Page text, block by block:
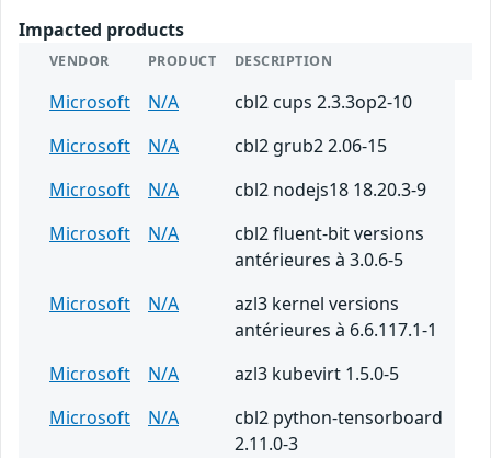
Impacted products
VENDOR PRODUCT DESCRIPTION
Microsoft N/A
cbl2 cups 2.3.3op2-10
Microsoft
N/A
cbl2 grub2 2.06-15
Microsoft
N/A
cbl2 nodejs18 18.20.3-9
Microsoft
N/A
cbl2 fluent-bit versions
antérieures à 3.0.6-5
Microsoft
N/A
azl3 kernel versions
antérieures à 6.6.117.1-1
Microsoft
N/A
azl3 kubevirt 1.5.0-5
Microsoft
N/A
cbl2 python-tensorboard
2.11.0-3